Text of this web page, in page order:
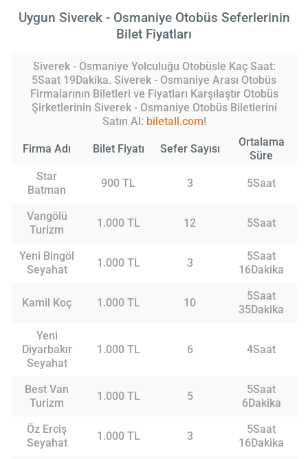
Uygun Siverek - Osmaniye Otobüs Seferlerinin
Bilet Fiyatları
Siverek - Osmaniye Yolculuğu Otobüsle Kaç Saat:
5Saat 19Dakika. Siverek - Osmaniye Arası Otobüs
Firmalarının Biletleri ve Fiyatları Karşılaştır Otobüs
Şirketlerinin Siverek - Osmaniye Otobüs Biletlerini
Satın Al: biletall.com!
Firma Adı Bilet Fiyatı Sefer Sayısı
Ortalama
Süre
Star
Batman
900 TL 3 5Saat
Vangölü
Turizm
1.000 TL 12 5Saat
Yeni Bingöl
Seyahat
1.000 TL 3
5Saat
16Dakika
Kamil Koç 1.000 TL 10
5Saat
35Dakika
Yeni
Diyarbakır
Seyahat
1.000 TL 6 4Saat
Best Van
Turizm
1.000 TL 5
5Saat
6Dakika
Öz Erciş
Seyahat
1.000 TL 3
5Saat
16Dakika